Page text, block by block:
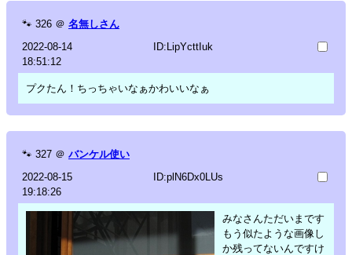
🐾 326 ＠ 名無しさん
2022-08-14
18:51:12
ID:LipYcttIuk
プクたん！ちっちゃいなぁかわいいなぁ
🐾 327 ＠ バンケル使い
2022-08-15
19:18:26
ID:plN6Dx0LUs
みなさんただいまです
もう似たような画像し
か残ってないんですけ